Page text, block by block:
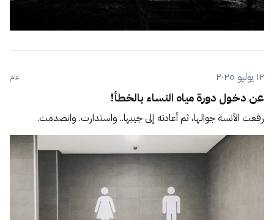
١٢ يوليو ٢٠٢٥ عام
عن دخول دورة مياه النساء بالخطأ!
رفعت الآنسة جوالها، ثم أعادته إلى جيبها.. واستدارت. وانصدمت.